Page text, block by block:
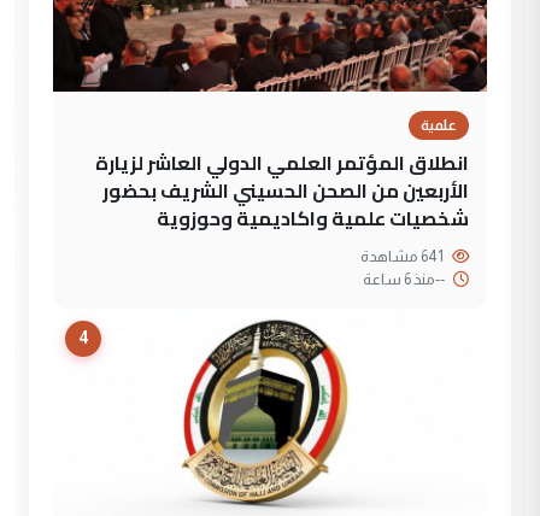
علمية
انطلاق المؤتمر العلمي الدولي العاشر لزيارة
الأربعين من الصحن الحسيني الشريف بحضور
شخصيات علمية واكاديمية وحوزوية
--منذ 6 ساعة
4